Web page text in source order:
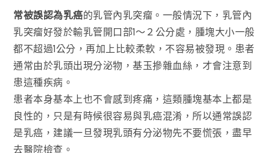
常被誤認為乳癌的乳管內乳突瘤。一般情況下，乳管內
乳突瘤好發於輸乳管開口部1～２公分處，腫塊大小一般
都不超過1公分，再加上比較柔軟，不容易被發現。患者
通常由於乳頭出現分泌物，基玉摻雜血絲，才會注意到
患這種疾病。
患者本身基本上也不會感到疼痛，這類腫塊基本上都是
良性的，只是有時候很容易與乳癌混淆，所以通常誤認
是乳癌，建議一旦發現乳頭有分泌物先不要慌張，盡早
去醫院檢查。